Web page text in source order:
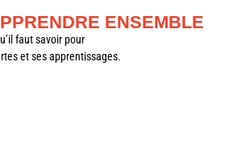
ENSEMBLE
faut savoir pour
et ses apprentissages.